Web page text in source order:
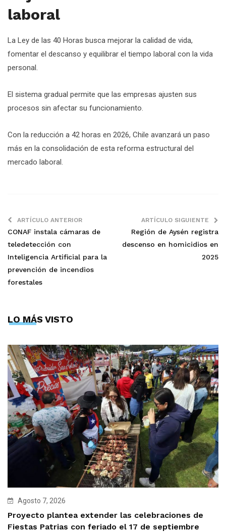
laboral
La Ley de las 40 Horas busca mejorar la calidad de vida,
fomentar el descanso y equilibrar el tiempo laboral con la vida
personal.
El sistema gradual permite que las empresas ajusten sus
procesos sin afectar su funcionamiento.
Con la reducción a 42 horas en 2026, Chile avanzará un paso
más en la consolidación de esta reforma estructural del
mercado laboral.
ARTÍCULO ANTERIOR
CONAF instala cámaras de
teledetección con
Inteligencia Artificial para la
prevención de incendios
forestales
ARTÍCULO SIGUIENTE
Región de Aysén registra
descenso en homicidios en
2025
LO MÁS VISTO
Agosto 7, 2026
Proyecto plantea extender las celebraciones de
Fiestas Patrias con feriado el 17 de septiembre